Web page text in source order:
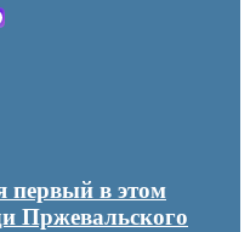
первый в этом
Пржевальского